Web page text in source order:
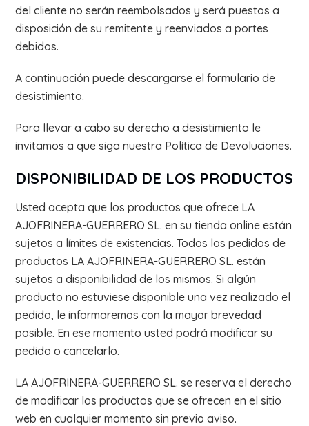
del cliente no serán reembolsados y será puestos a
disposición de su remitente y reenviados a portes
debidos.
A continuación puede descargarse el formulario de
desistimiento.
Para llevar a cabo su derecho a desistimiento le
invitamos a que siga nuestra Política de Devoluciones.
DISPONIBILIDAD DE LOS PRODUCTOS
Usted acepta que los productos que ofrece LA
AJOFRINERA-GUERRERO SL. en su tienda online están
sujetos a límites de existencias. Todos los pedidos de
productos LA AJOFRINERA-GUERRERO SL. están
sujetos a disponibilidad de los mismos. Si algún
producto no estuviese disponible una vez realizado el
pedido, le informaremos con la mayor brevedad
posible. En ese momento usted podrá modificar su
pedido o cancelarlo.
LA AJOFRINERA-GUERRERO SL. se reserva el derecho
de modificar los productos que se ofrecen en el sitio
web en cualquier momento sin previo aviso.